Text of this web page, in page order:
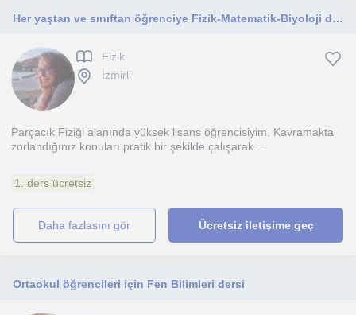
Her yaştan ve sınıftan öğrenciye Fizik-Matematik-Biyoloji dersi verilir
Fizik
İzmirli
Parçacık Fiziği alanında yüksek lisans öğrencisiyim. Kavramakta
zorlandığınız konuları pratik bir şekilde çalışarak...
1. ders ücretsiz
daha fazlasını gör Ücretsiz iletişime geç
Ortaokul öğrencileri için Fen Bilimleri dersi